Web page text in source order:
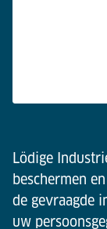
Lödige
beschermen
de gevraagde
uw